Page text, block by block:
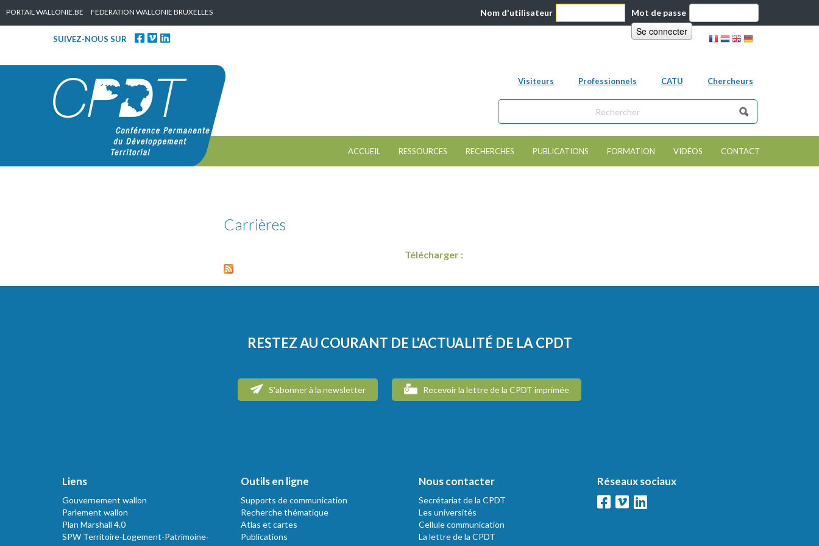
PORTAIL WALLONIE.BE FEDERATION WALLONIE BRUXELLES Nom d'utilisateur Mot de passe
SUIVEZ-NOUS SUR
Visiteurs Professionnels CATU Chercheurs
Formulaire de recherche
Chercher dans ce site
ACCUEIL RESSOURCES RECHERCHES PUBLICATIONS FORMATION VIDÉOS CONTACT
Carrières
Télécharger :
RESTEZ AU COURANT DE L'ACTUALITÉ DE LA CPDT
S'abonner à la newsletter Recevoir la lettre de la CPDT imprimée
Liens
Gouvernement wallon
Parlement wallon
Plan Marshall 4.0
SPW Territoire-Logement-Patrimoine-
Outils en ligne
Supports de communication
Recherche thématique
Atlas et cartes
Publications
Nous contacter
Secrétariat de la CPDT
Les universités
Cellule communication
La lettre de la CPDT
Réseaux sociaux